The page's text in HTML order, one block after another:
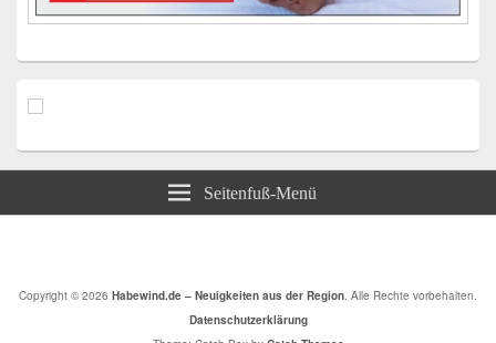
Seitenfuß-Menü
Copyright © 2026 Habewind.de – Neuigkeiten aus der Region . Alle Rechte vorbehalten.
Datenschutzerklärung